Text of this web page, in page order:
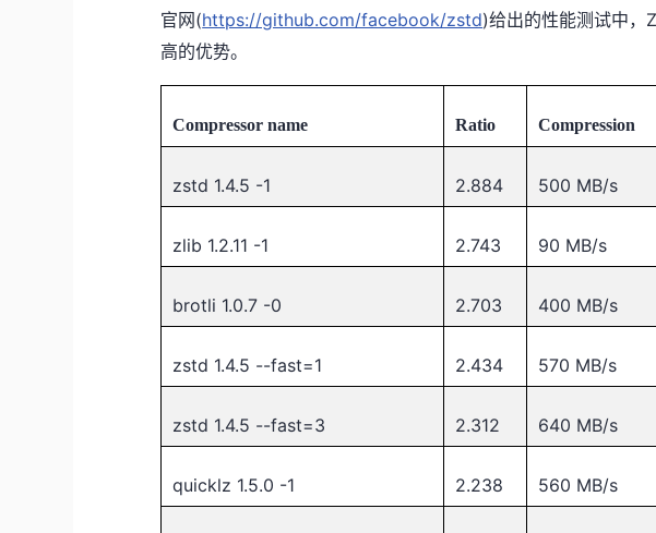
官网 (https://github.com/facebook/zstd)给出的性能测试中，
高的优势。
Compressor name Ratio Compression
zstd 1.4.5 -1 2.884 500 MB/s
zlib 1.2.11 -1 2.743 90 MB/s
brotli 1.0.7 -0 2.703 400 MB/s
zstd 1.4.5 --fast=1 2.434 570 MB/s
zstd 1.4.5 --fast=3 2.312 640 MB/s
quicklz 1.5.0 -1 2.238 560 MB/s